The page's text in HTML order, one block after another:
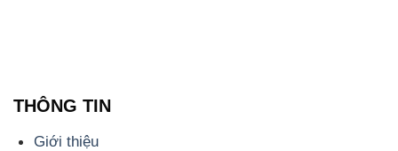
THÔNG TIN
Giới thiệu